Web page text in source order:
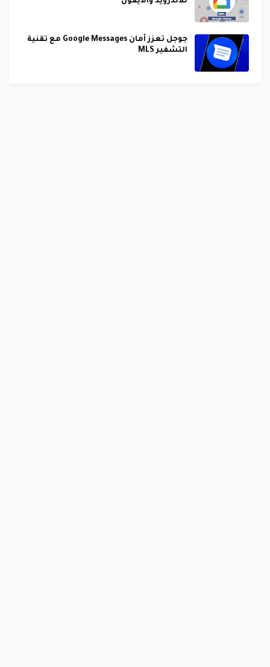
جوجل تعزز أمان Google Messages مع تقنية
التشفير MLS